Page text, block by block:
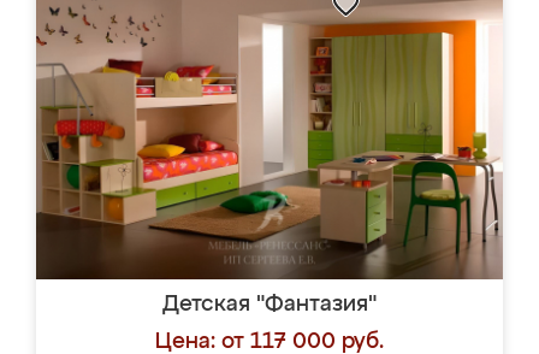
Детская "Фантазия"
Цена: от 117 000 руб.